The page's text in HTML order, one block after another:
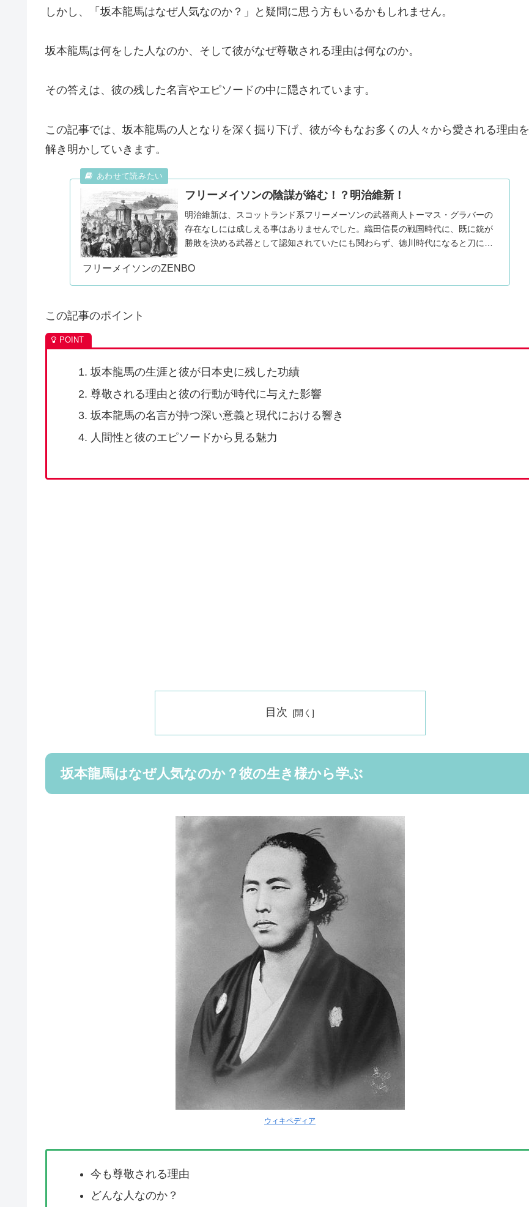
しかし、「坂本龍馬はなぜ人気なのか？」と疑問に思う方もいるかもしれません。
坂本龍馬は何をした人なのか、そして彼がなぜ尊敬される理由は何なのか。
その答えは、彼の残した名言やエピソードの中に隠されています。
この記事では、坂本龍馬の人となりを深く掘り下げ、彼が今もなお多くの人々から愛される理由を
解き明かしていきます。
フリーメイソンの陰謀が絡む！？明治維新！
明治維新は、スコットランド系フリーメーソンの武器商人トーマス・グラバーの
存在なしには成しえる事はありませんでした。織田信長の戦国時代に、既に銃が
勝敗を決める武器として認知されていたにも関わらず、徳川時代になると刀に逆
フリーメイソンのZENBO
この記事のポイント
坂本龍馬の生涯と彼が日本史に残した功績
尊敬される理由と彼の行動が時代に与えた影響
坂本龍馬の名言が持つ深い意義と現代における響き
人間性と彼のエピソードから見る魅力
目次
坂本龍馬はなぜ人気なのか？彼の生き様から学ぶ
ウィキペディア
今も尊敬される理由
どんな人なのか？